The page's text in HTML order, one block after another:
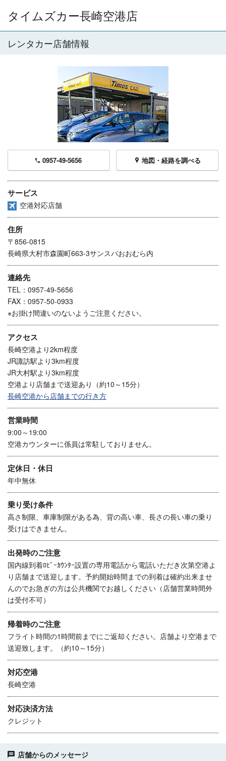
タイムズカー長崎空港店
レンタカー店舗情報
0957-49-5656 地図・経路を調べる
サービス
空港対応店舗
住所
〒856-0815
長崎県大村市森園町663-3サンスパおおむら内
連絡先
TEL：0957-49-5656
FAX：0957-50-0933
※お掛け間違いのないようご注意ください。
アクセス
長崎空港より2km程度
JR諏訪駅より3km程度
JR大村駅より3km程度
空港より店舗まで送迎あり（約10～15分）
長崎空港から店舗までの行き方
営業時間
9:00～19:00
空港カウンターに係員は常駐しておりません。
定休日・休日
年中無休
乗り受け条件
高さ制限、車庫制限がある為、背の高い車、長さの長い車の乗り
受けはできません。
出発時のご注意
国内線到着ﾛﾋﾞｰｶｳﾝﾀｰ設置の専用電話から電話いただき次第空港よ
り店舗まで送迎します。予約開始時間までの到着は確約出来ませ
んのでお急ぎの方は公共機関でお越しください（店舗営業時間外
は受付不可）
帰着時のご注意
フライト時間の1時間前までにご返却ください。店舗より空港まで
送迎致します。（約10～15分）
対応空港
長崎空港
対応決済方法
クレジット
店舗からのメッセージ